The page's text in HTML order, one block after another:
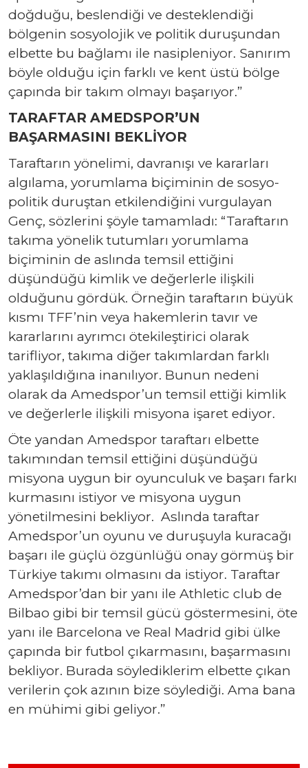
doğduğu, beslendiği ve desteklendiği
bölgenin sosyolojik ve politik duruşundan
elbette bu bağlamı ile nasipleniyor. Sanırım
böyle olduğu için farklı ve kent üstü bölge
çapında bir takım olmayı başarıyor.”
TARAFTAR AMEDSPOR’UN
BAŞARMASINI BEKLİYOR
Taraftarın yönelimi, davranışı ve kararları
algılama, yorumlama biçiminin de sosyo-
politik duruştan etkilendiğini vurgulayan
Genç, sözlerini şöyle tamamladı: “Taraftarın
takıma yönelik tutumları yorumlama
biçiminin de aslında temsil ettiğini
düşündüğü kimlik ve değerlerle ilişkili
olduğunu gördük. Örneğin taraftarın büyük
kısmı TFF’nin veya hakemlerin tavır ve
kararlarını ayrımcı ötekileştirici olarak
tarifliyor, takıma diğer takımlardan farklı
yaklaşıldığına inanılıyor. Bunun nedeni
olarak da Amedspor’un temsil ettiği kimlik
ve değerlerle ilişkili misyona işaret ediyor.
Öte yandan Amedspor taraftarı elbette
takımından temsil ettiğini düşündüğü
misyona uygun bir oyunculuk ve başarı farkı
kurmasını istiyor ve misyona uygun
yönetilmesini bekliyor. Aslında taraftar
Amedspor’un oyunu ve duruşuyla kuracağı
başarı ile güçlü özgünlüğü onay görmüş bir
Türkiye takımı olmasını da istiyor. Taraftar
Amedspor’dan bir yanı ile Athletic club de
Bilbao gibi bir temsil gücü göstermesini, öte
yanı ile Barcelona ve Real Madrid gibi ülke
çapında bir futbol çıkarmasını, başarmasını
bekliyor. Burada söylediklerim elbette çıkan
verilerin çok azının bize söylediği. Ama bana
en mühimi gibi geliyor.”